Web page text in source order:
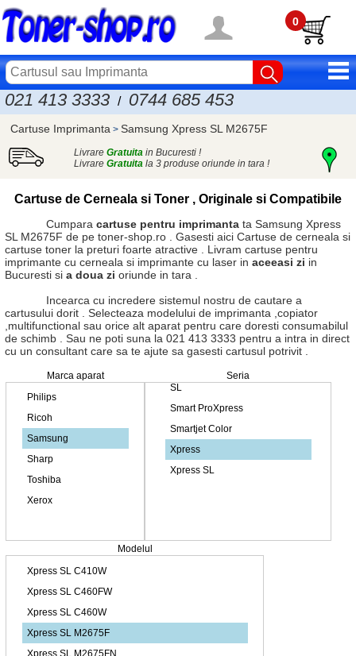
0
021 413 3333 / 0744 685 453
Cartuse Imprimanta > Samsung Xpress SL M2675F
Livrare Gratuitain Bucuresti !
Livrare Gratuitala 3 produse oriunde in tara !
Cartuse de Cerneala si Toner , Originale si Compatibile
Cumpara cartuse pentru imprimanta ta Samsung Xpress
SL M2675F de pe toner-shop.ro . Gasesti aici Cartuse de cerneala si
cartuse toner la preturi foarte atractive . Livram cartuse pentru
imprimante cu cerneala si imprimante cu laser in aceeasi zi in
Bucuresti si a doua zi oriunde in tara .
Incearca cu incredere sistemul nostru de cautare a
cartusului dorit . Selecteaza modelului de imprimanta ,copiator
,multifunctional sau orice alt aparat pentru care doresti consumabilul
de schimb . Sau ne poti suna la 021 413 3333 pentru a intra in direct
cu un consultant care sa te ajute sa gasesti cartusul potrivit .
Marca aparat Seria
Modelul